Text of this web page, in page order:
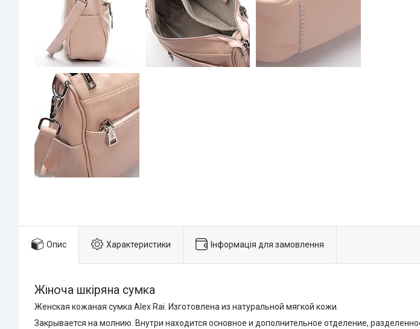
Опис Характеристики Інформація для замовлення
Жіноча шкіряна сумка
Женская кожаная сумка Alex Rai. Изготовлена из натуральной мягкой кожи.
Закрывается на молнию. Внутри находится основное и дополнительное отделение,